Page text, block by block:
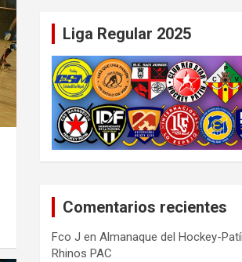
Liga Regular 2025
Comentarios recientes
Fco J enAlmanaque del Hockey-
Rhinos PAC